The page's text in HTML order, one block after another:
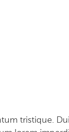
tristique.